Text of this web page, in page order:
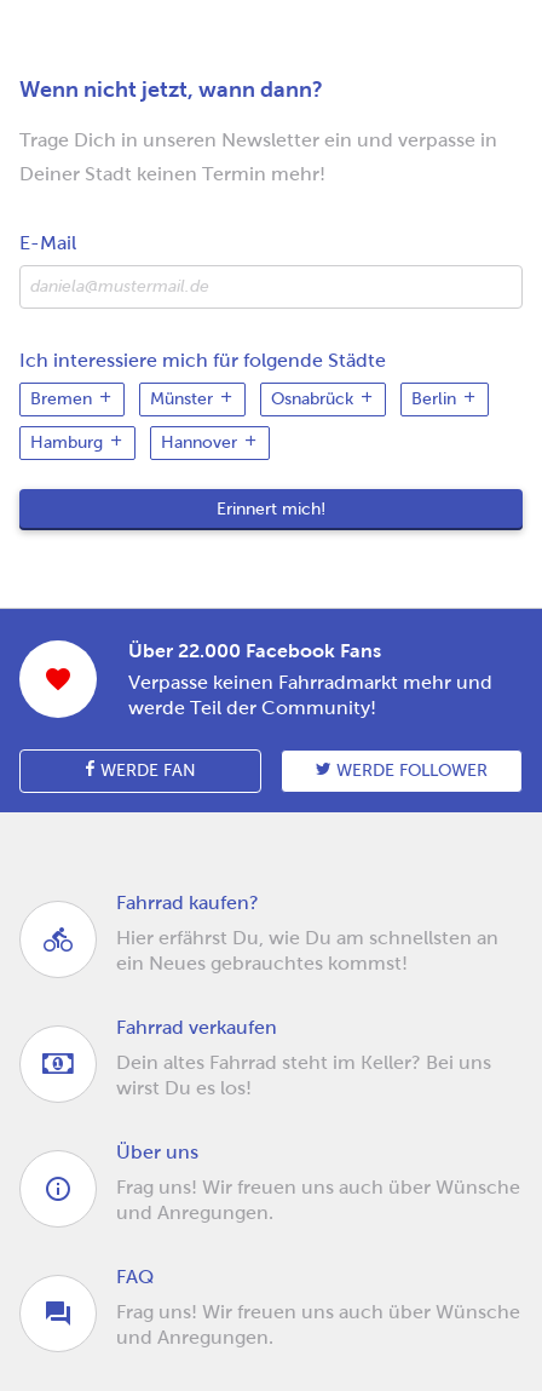
Wenn nicht jetzt, wann dann?
Trage Dich in unseren Newsletter ein und verpasse in
Deiner Stadt keinen Termin mehr!
E-Mail
Ich interessiere mich für folgende Städte
Bremen Münster Osnabrück Berlin
Hamburg Hannover
Über 22.000 Facebook Fans
Verpasse keinen Fahrradmarkt mehr und
werde Teil der Community!
WERDE FAN WERDE FOLLOWER
Fahrrad kaufen?
Hier erfährst Du, wie Du am schnellsten an
ein Neues gebrauchtes kommst!
Fahrrad verkaufen
Dein altes Fahrrad steht im Keller? Bei uns
wirst Du es los!
Über uns
Frag uns! Wir freuen uns auch über Wünsche
und Anregungen.
FAQ
Frag uns! Wir freuen uns auch über Wünsche
und Anregungen.